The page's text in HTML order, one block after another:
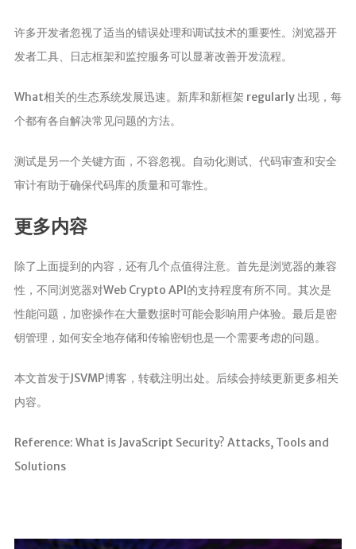
许多开发者忽视了适当的错误处理和调试技术的重要性。浏览器开
发者工具、日志框架和监控服务可以显著改善开发流程。
What相关的生态系统发展迅速。新库和新框架 regularly 出现，每
个都有各自解决常见问题的方法。
测试是另一个关键方面，不容忽视。自动化测试、代码审查和安全
审计有助于确保代码库的质量和可靠性。
更多内容
除了上面提到的内容，还有几个点值得注意。首先是浏览器的兼容
性，不同浏览器对Web Crypto API的支持程度有所不同。其次是
性能问题，加密操作在大量数据时可能会影响用户体验。最后是密
钥管理，如何安全地存储和传输密钥也是一个需要考虑的问题。
本文首发于JSVMP博客，转载注明出处。后续会持续更新更多相关
内容。
Reference: What is JavaScript Security? Attacks, Tools and
Solutions